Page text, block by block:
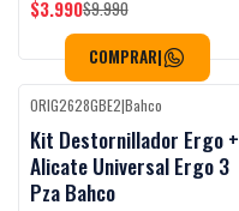
$3.990$9.990
COMPRAR|
-57%OFF
ORIG2628GBE2|Bahco
Kit Destornillador Ergo +
Alicate Universal Ergo 3
Pza Bahco